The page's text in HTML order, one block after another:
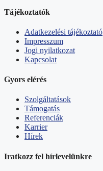
Tájékoztatók
Adatkezelési tájékoztató
Impresszum
Jogi nyilatkozat
Kapcsolat
Gyors elérés
Szolgáltatások
Támogatás
Referenciák
Karrier
Hírek
Iratkozz fel hírlevelünkre